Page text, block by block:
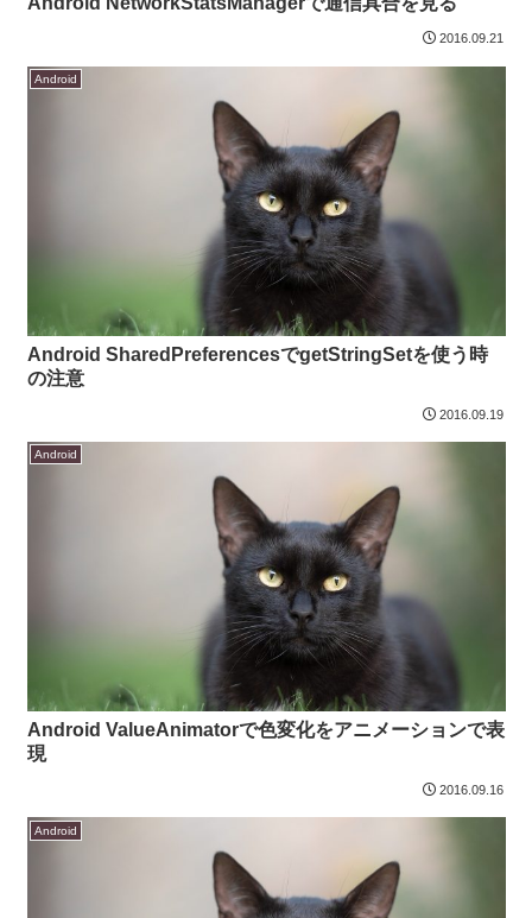
2016.09.21
Android
Android SharedPreferencesでgetStringSetを使う時
の注意
2016.09.19
Android
Android ValueAnimatorで色変化をアニメーションで表
現
2016.09.16
Android